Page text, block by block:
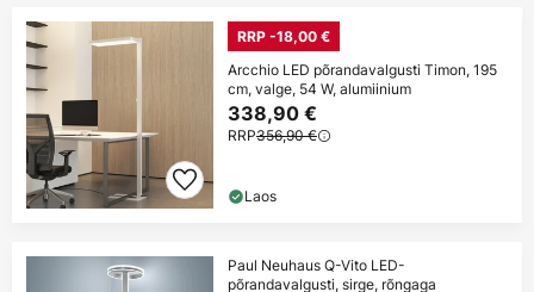
RRP -18,00 €
Arcchio LED põrandavalgusti Timon, 195
cm, valge, 54 W, alumiinium
338,90 €
RRP356,90 €
Laos
Paul Neuhaus Q-Vito LED-
põrandavalgusti, sirge, rõngaga